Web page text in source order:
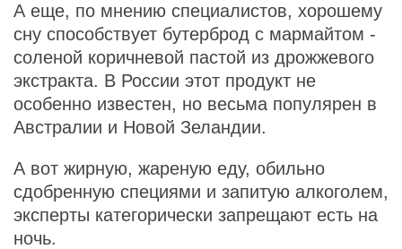
А еще, по мнению специалистов, хорошему
сну способствует бутерброд с мармайтом -
соленой коричневой пастой из дрожжевого
экстракта. В России этот продукт не
особенно известен, но весьма популярен в
Австралии и Новой Зеландии.
А вот жирную, жареную еду, обильно
сдобренную специями и запитую алкоголем,
эксперты категорически запрещают есть на
ночь.